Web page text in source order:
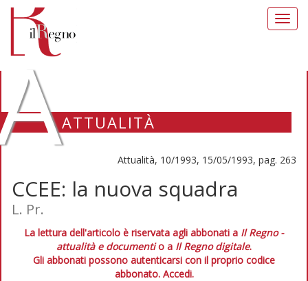
ATTUALITÀ
Attualità, 10/1993, 15/05/1993, pag. 263
CCEE: la nuova squadra
L. Pr.
La lettura dell'articolo è riservata agli abbonati a Il Regno -
attualità e documentio a Il Regno digitale.
Gli abbonati possono autenticarsi con il proprio codice
abbonato. Accedi.